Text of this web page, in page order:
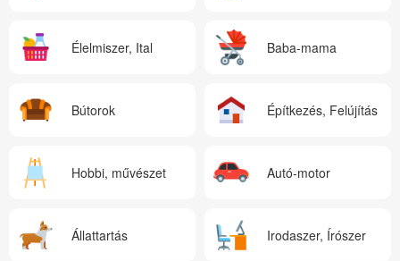
Élelmiszer, Ital Baba-mama
Bútorok Építkezés, Felújítás
Hobbi, művészet Autó-motor
Állattartás Irodaszer, Írószer